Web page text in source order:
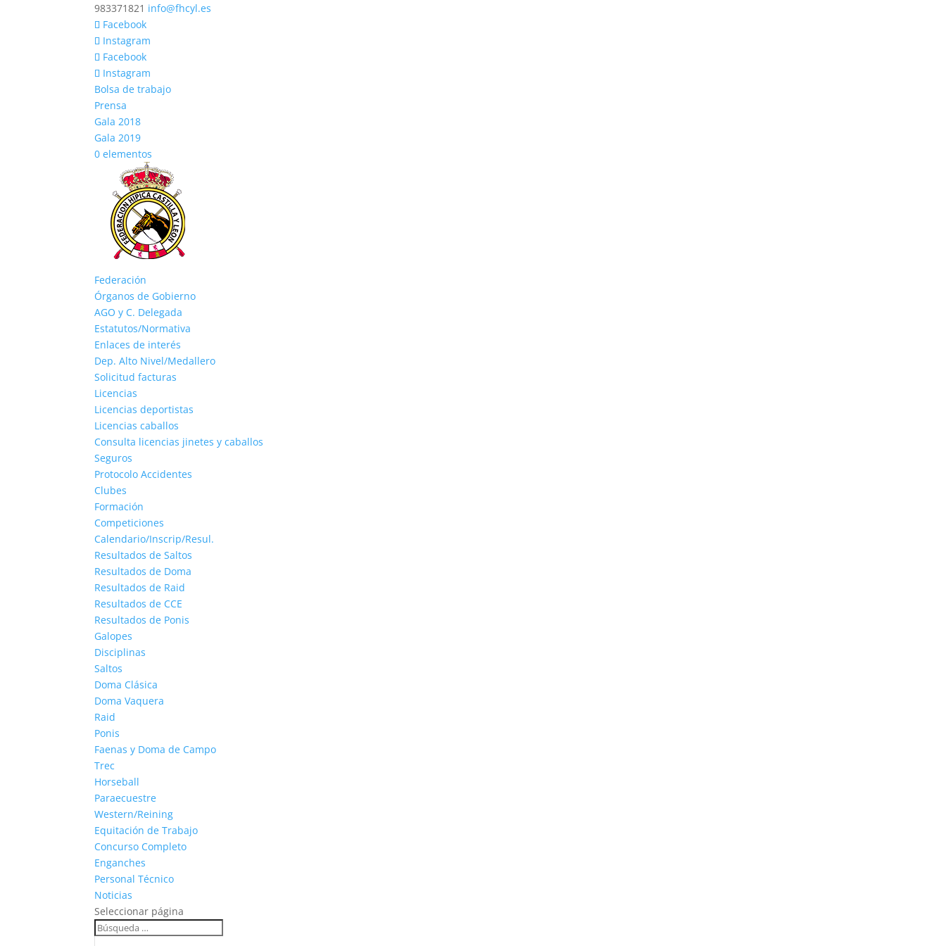
983371821 info@fhcyl.es
Facebook
Instagram
Facebook
Instagram
Bolsa de trabajo
Prensa
Gala 2018
Gala 2019
0 elementos
Federación
Órganos de Gobierno
AGO y C. Delegada
Estatutos/Normativa
Enlaces de interés
Dep. Alto Nivel/Medallero
Solicitud facturas
Licencias
Licencias deportistas
Licencias caballos
Consulta licencias jinetes y caballos
Seguros
Protocolo Accidentes
Clubes
Formación
Competiciones
Calendario/Inscrip/Resul.
Resultados de Saltos
Resultados de Doma
Resultados de Raid
Resultados de CCE
Resultados de Ponis
Galopes
Disciplinas
Saltos
Doma Clásica
Doma Vaquera
Raid
Ponis
Faenas y Doma de Campo
Trec
Horseball
Paraecuestre
Western/Reining
Equitación de Trabajo
Concurso Completo
Enganches
Personal Técnico
Noticias
Seleccionar página